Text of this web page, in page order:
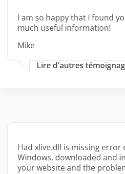
I am so happy that I found
much useful information!
Mike
Lire d'autres
Had xlive.dll is missing error
Windows, downloaded and
your website and the